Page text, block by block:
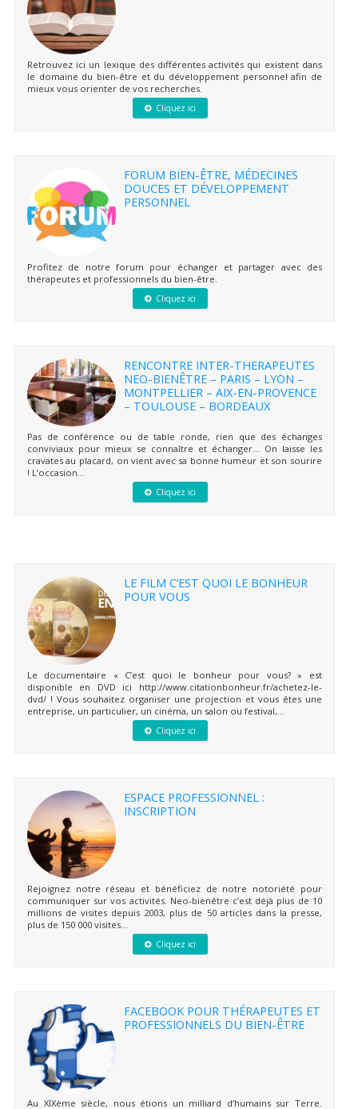
Retrouvez ici un lexique des différentes activités qui existent dans
le domaine du bien-être et du développement personnel afin de
mieux vous orienter de vos recherches.
Cliquez ici
FORUM BIEN-ÊTRE, MÉDECINES
DOUCES ET DÉVELOPPEMENT
PERSONNEL
Profitez de notre forum pour échanger et partager avec des
thérapeutes et professionnels du bien-être.
Cliquez ici
RENCONTRE INTER-THERAPEUTES
NEO-BIENÊTRE – PARIS – LYON –
MONTPELLIER – AIX-EN-PROVENCE
– TOULOUSE – BORDEAUX
Pas de conférence ou de table ronde, rien que des échanges
conviviaux pour mieux se connaître et échanger… On laisse les
cravates au placard, on vient avec sa bonne humeur et son sourire
! L’occasion...
Cliquez ici
LE FILM C’EST QUOI LE BONHEUR
POUR VOUS
Le documentaire « C’est quoi le bonheur pour vous? » est
disponible en DVD ici http://www.citationbonheur.fr/achetez-le-
dvd/ ! Vous souhaitez organiser une projection et vous êtes une
entreprise, un particulier, un cinéma, un salon ou festival,...
Cliquez ici
ESPACE PROFESSIONNEL :
INSCRIPTION
Rejoignez notre réseau et bénéficiez de notre notoriété pour
communiquer sur vos activités. Neo-bienêtre c’est déjà plus de 10
millions de visites depuis 2003, plus de 50 articles dans la presse,
plus de 150 000 visites...
Cliquez ici
FACEBOOK POUR THÉRAPEUTES ET
PROFESSIONNELS DU BIEN-ÊTRE
Au XIXème siècle, nous étions un milliard d’humains sur Terre.